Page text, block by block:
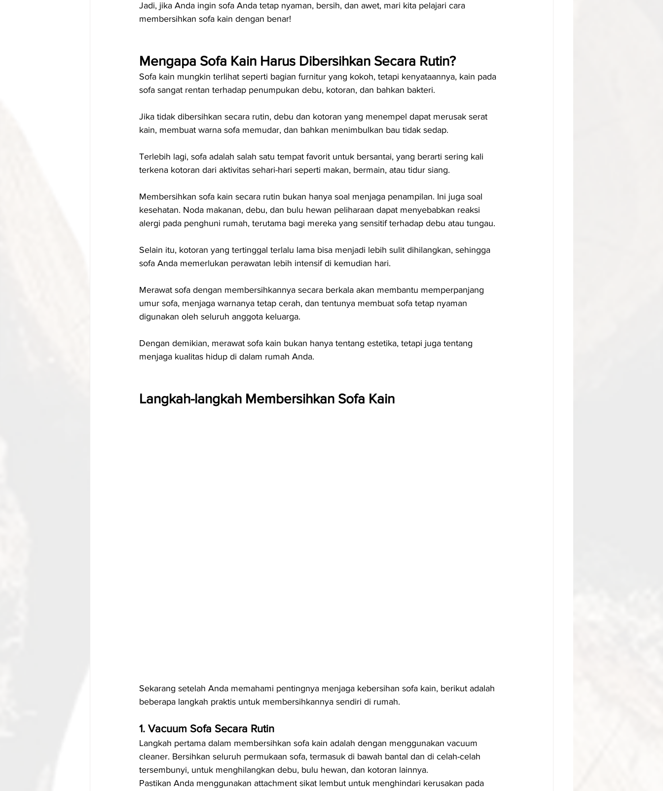
Jadi, jika Anda ingin sofa Anda tetap nyaman, bersih, dan awet, mari kita pelajari cara
membersihkan sofa kain dengan benar!
Mengapa Sofa Kain Harus Dibersihkan Secara Rutin?
Sofa kain mungkin terlihat seperti bagian furnitur yang kokoh, tetapi kenyataannya, kain pada
sofa sangat rentan terhadap penumpukan debu, kotoran, dan bahkan bakteri.
Jika tidak dibersihkan secara rutin, debu dan kotoran yang menempel dapat merusak serat
kain, membuat warna sofa memudar, dan bahkan menimbulkan bau tidak sedap.
Terlebih lagi, sofa adalah salah satu tempat favorit untuk bersantai, yang berarti sering kali
terkena kotoran dari aktivitas sehari-hari seperti makan, bermain, atau tidur siang.
Membersihkan sofa kain secara rutin bukan hanya soal menjaga penampilan. Ini juga soal
kesehatan. Noda makanan, debu, dan bulu hewan peliharaan dapat menyebabkan reaksi
alergi pada penghuni rumah, terutama bagi mereka yang sensitif terhadap debu atau tungau.
Selain itu, kotoran yang tertinggal terlalu lama bisa menjadi lebih sulit dihilangkan, sehingga
sofa Anda memerlukan perawatan lebih intensif di kemudian hari.
Merawat sofa dengan membersihkannya secara berkala akan membantu memperpanjang
umur sofa, menjaga warnanya tetap cerah, dan tentunya membuat sofa tetap nyaman
digunakan oleh seluruh anggota keluarga.
Dengan demikian, merawat sofa kain bukan hanya tentang estetika, tetapi juga tentang
menjaga kualitas hidup di dalam rumah Anda.
Langkah-langkah Membersihkan Sofa Kain
Sekarang setelah Anda memahami pentingnya menjaga kebersihan sofa kain, berikut adalah
beberapa langkah praktis untuk membersihkannya sendiri di rumah.
1. Vacuum Sofa Secara Rutin
Langkah pertama dalam membersihkan sofa kain adalah dengan menggunakan vacuum
cleaner. Bersihkan seluruh permukaan sofa, termasuk di bawah bantal dan di celah-celah
tersembunyi, untuk menghilangkan debu, bulu hewan, dan kotoran lainnya.
Pastikan Anda menggunakan attachment sikat lembut untuk menghindari kerusakan pada